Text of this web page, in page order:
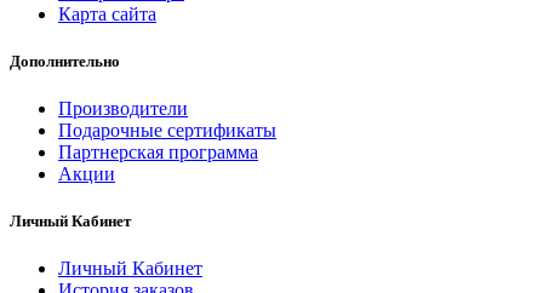
Карта сайта
Дополнительно
Производители
Подарочные сертификаты
Партнерская программа
Акции
Личный Кабинет
Личный Кабинет